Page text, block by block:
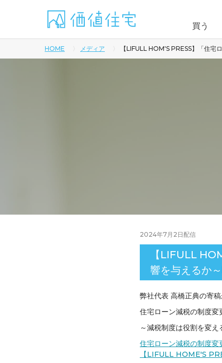
買う
HOME メディア 【LIFULL HOM'S PRESS】「住宅
2024年7月2日 配信
【LIFULL
響を与えるか
弊社代表 高橋正典の寄稿
住宅ローン減税の制度
～減税制度は役割を変え
住宅ローン減税の制度変
【LIFULL HOME'S